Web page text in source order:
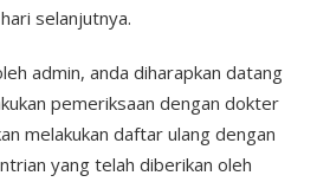
selanjutnya.
admin, anda diharapkan datang
pemeriksaan dengan dokter
melakukan daftar ulang dengan
yang telah diberikan oleh